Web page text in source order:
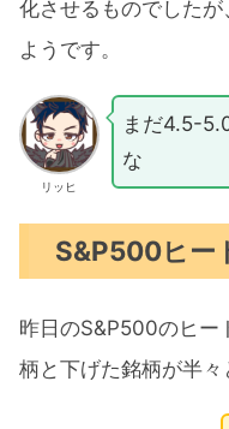
化させるものでした
ようです。
リッヒ
まだ4.5-
な
S&P500ヒー
昨日のS&P500のヒー
柄と下げた銘柄が半々